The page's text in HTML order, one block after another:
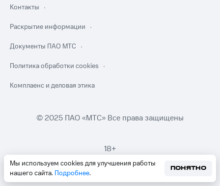
Мы используем cookies для улучшения работы
нашего сайта. Подробнее.
ПОНЯТНО
Контакты
Раскрытие информации
Документы ПАО МТС
Политика обработки cookies
Комплаенс и деловая этика
© 2025 ПАО «МТС» Все права защищены
18+